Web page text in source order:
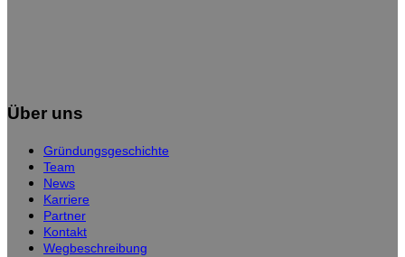
Über uns
Gründungsgeschichte
Team
News
Karriere
Partner
Kontakt
Wegbeschreibung